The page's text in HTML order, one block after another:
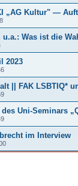
„AG Kultur" —
Was ist die
2023
|| FAK LSBTIQ*
Uni-Seminars
im Interview